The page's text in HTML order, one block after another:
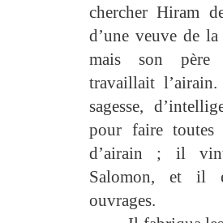
chercher Hiram
d’une veuve de
mais son
travaillait
sagesse,
pour faire toutes
d’airain ; il
Salomon, et il
ouvrages.